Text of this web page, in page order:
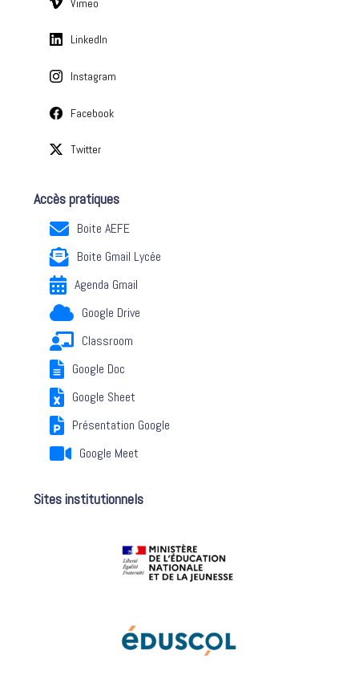
Vimeo
LinkedIn
Instagram
Facebook
Twitter
Accès pratiques
Boite AEFE
Boite Gmail Lycée
Agenda Gmail
Google Drive
Classroom
Google Doc
Google Sheet
Présentation Google
Google Meet
Sites institutionnels